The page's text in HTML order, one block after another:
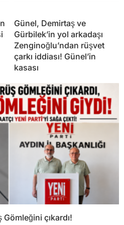
Günel, Demirtaş ve
Gürbilek’in yol arkadaşı
Zenginoğlu’ndan rüşvet
çarkı iddiası! Günel’in
kasası
çıkardı!